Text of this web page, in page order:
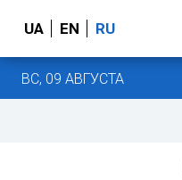
UA EN RU
ВС, 09 АВГУСТА